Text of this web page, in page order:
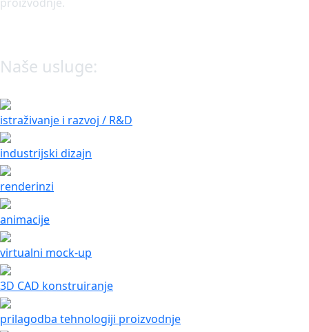
Naše usluge:
istraživanje i razvoj / R&D
industrijski dizajn
renderinzi
animacije
virtualni mock-up
3D CAD konstruiranje
prilagodba tehnologiji proizvodnje